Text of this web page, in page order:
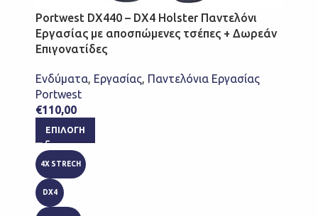
Portwest DX440 – DX4 Holster Παντελόνι
Εργασίας με αποσπώμενες τσέπες + Δωρεάν
Επιγονατίδες
Ενδύματα, Εργασίας, Παντελόνια Εργασίας
Portwest
€110,00
ΕΠΙΛΟΓΉ
4X STRECH
DX4